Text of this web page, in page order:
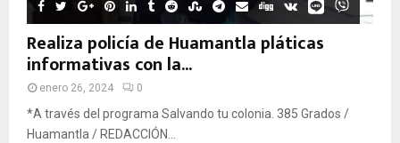
Realiza policía de Huamantla pláticas
informativas con la...
enero 26, 2024 0
*A través del programa Salvando tu colonia. 385 Grados /
Huamantla / REDACCIÓN...